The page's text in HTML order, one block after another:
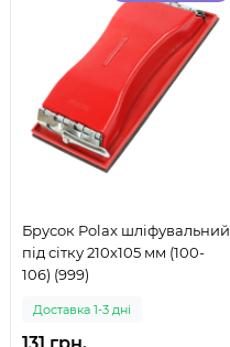
Брусок Polax шліфувальний
під сітку 210х105 мм (100-
106) (999)
Доставка 1-3 дні